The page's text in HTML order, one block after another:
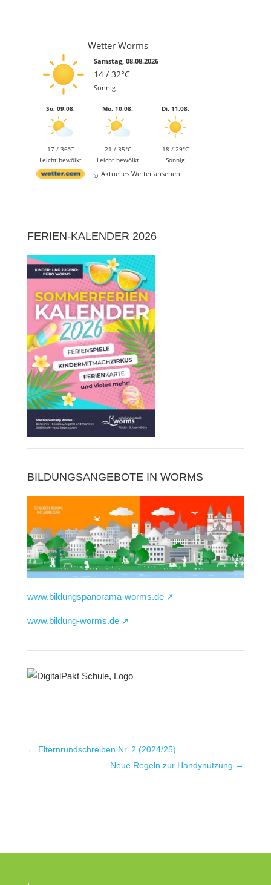
Wetter Worms
Samstag, 08.08.2026
14 / 32°C
Sonnig
So, 09.08.
17 / 36°C
Leicht bewölkt
Mo, 10.08.
21 / 35°C
Leicht bewölkt
Di, 11.08.
18 / 29°C
Sonnig
Aktuelles Wetter ansehen
FERIEN-KALENDER 2026
BILDUNGSANGEBOTE IN WORMS
www.bildungspanorama-worms.de ➚
www.bildung-worms.de ➚
← Elternrundschreiben Nr. 2 (2024/25)
Neue Regeln zur Handynutzung →